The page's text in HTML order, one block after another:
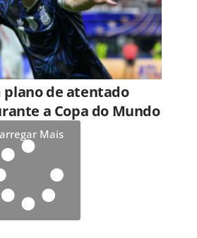
plano de atentado
a Copa do Mundo
Mais